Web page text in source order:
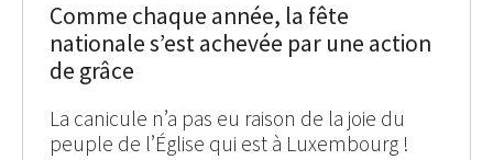
Comme chaque année, la fête
nationale s’est achevée par une action
de grâce
La canicule n’a pas eu raison de la joie du
peuple de l’Église qui est à Luxembourg !